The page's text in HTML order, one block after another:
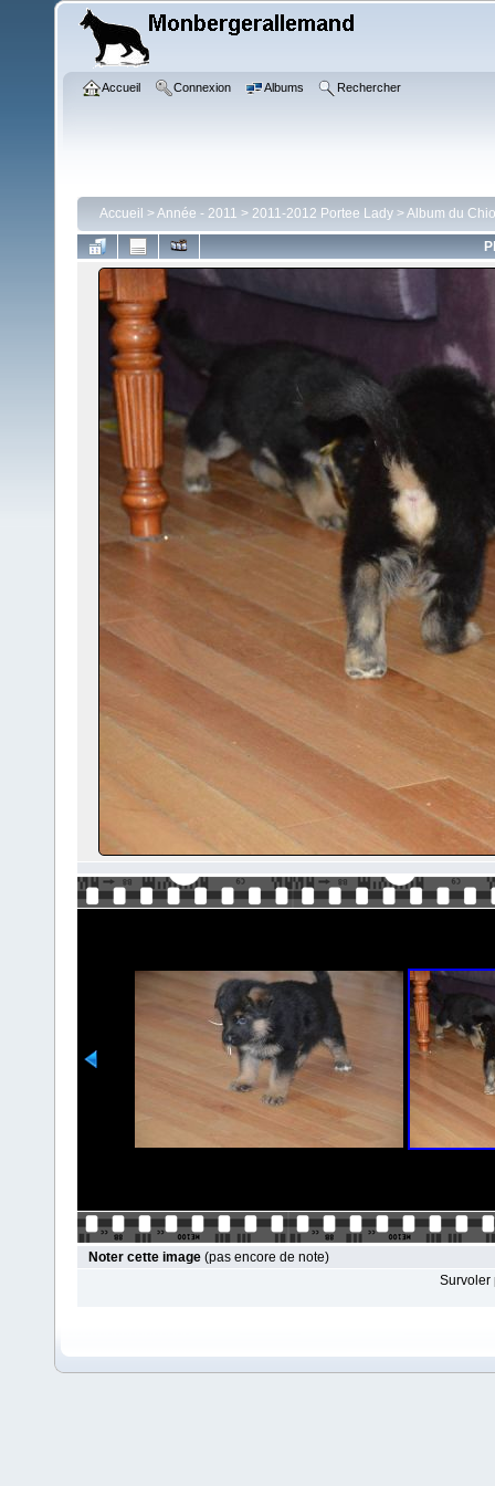
Accueil Connexion Albums Rechercher
Accueil >Année - 2011 > 2011-2012 Portee Lady >Album du
Noter cette image (pas encore de note)
Survoler